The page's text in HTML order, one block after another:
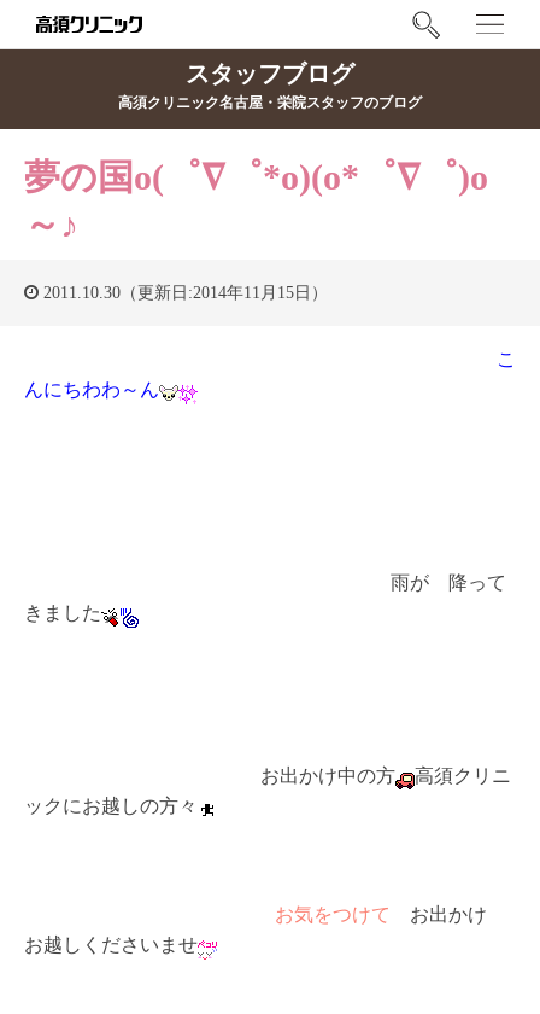
スタッフブログ
高須クリニック名古屋・栄院スタッフのブログ
夢の国o(゜∇゜*o)(o*゜∇゜)o
～♪
2011.10.30（更新日:2014年11月15日）
こ
んにちわわ～ん
雨が 降って
きました
お出かけ中の方
高須クリニ
ックにお越しの方々
お気をつけて お出かけ
お越しくださいませ